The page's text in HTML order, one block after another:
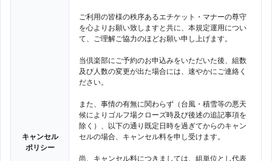
キャンセル
ポリシー
ご利用の皆様の秩序あるエチケット・マナーの尊守
を心よりお願い致しますと共に、本規定運用につい
て、ご理解ご協力のほどお願い申し上げます。
当倶楽部にご予約のお申込みをいただいた後、組数
及び人数の変更が出た場合には、速やかにご連絡く
ださい。
また、事情の有無に関わらず（台風・積雪等の悪天
候によりゴルフ場クローズ時及び後述の追記事項を
除く）、以下の通り既定日時を過ぎてからのキャン
セルの場合、キャンセル料を申し受けます。
尚、キャンセル料につきましては、組単位とし代表